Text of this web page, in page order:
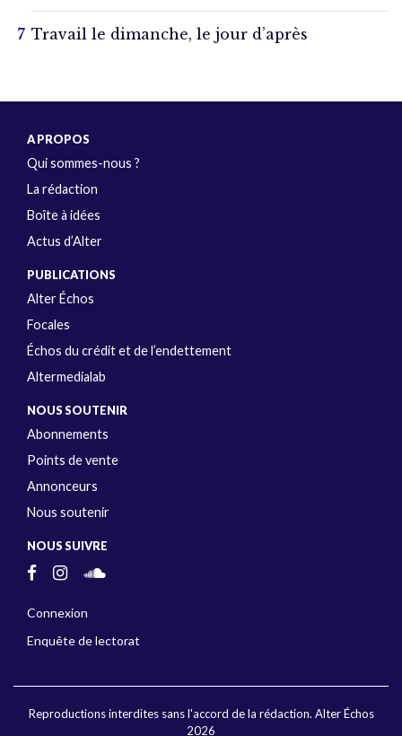
Travail le dimanche, le jour d’après
A PROPOS
Qui sommes-nous ?
La rédaction
Boîte à idées
Actus d’Alter
PUBLICATIONS
Alter Échos
Focales
Échos du crédit et de l’endettement
Altermedialab
NOUS SOUTENIR
Abonnements
Points de vente
Annonceurs
Nous soutenir
NOUS SUIVRE
Connexion
Enquête de lectorat
Reproductions interdites sans l'accord de la rédaction. Alter Échos
2026